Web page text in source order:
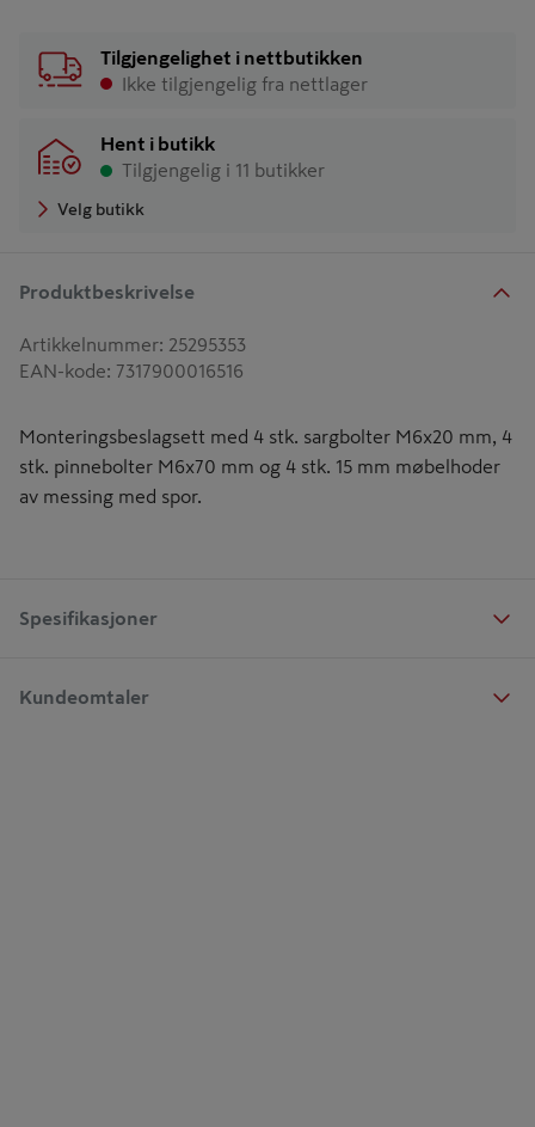
Tilgjengelighet i nettbutikken
Ikke tilgjengelig fra nettlager
Hent i butikk
Tilgjengelig i 11 butikker
Velg butikk
Produktbeskrivelse
Artikkelnummer: 25295353
EAN-kode: 7317900016516
Monteringsbeslagsett med 4 stk. sargbolter M6x20 mm, 4
stk. pinnebolter M6x70 mm og 4 stk. 15 mm møbelhoder
av messing med spor.
Spesifikasjoner
Kundeomtaler